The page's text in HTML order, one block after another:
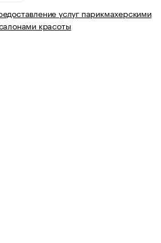
услуг парикмахерскими
красоты